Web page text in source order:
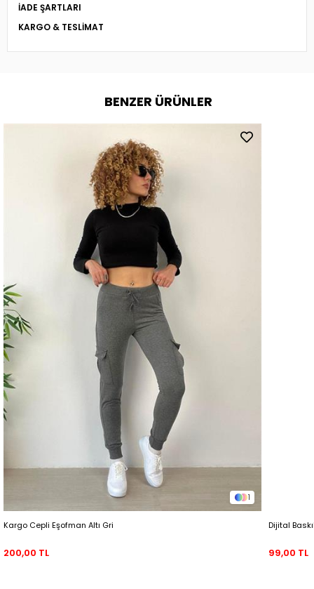
İADE ŞARTLARI
KARGO & TESLIMAT
BENZER ÜRÜNLER
1
Kargo Cepli Eşofman Altı Gri
200,00 TL
Dijital
99,00 TL